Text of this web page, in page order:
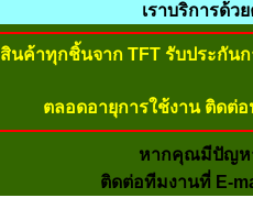
เราบริการด้ว
สินค้าทุกชิ้นจาก TFT รับประกัน
ตลอดอายุการใช้งาน ติดต่
หากคุณมีปัญห
ติดต่อทีมงานที่ E-